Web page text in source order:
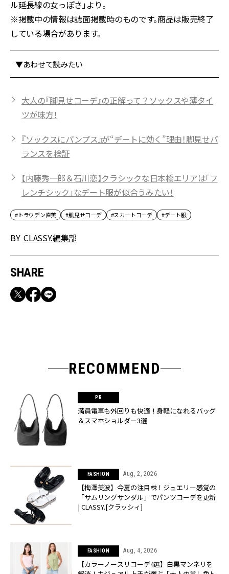
ル延長線の女っぽさ」より。
※掲載中の情報は誌面掲載時のものです。商品は販売終了
している場合があります。
▼あわせて読みたい
大人の『脚見せコーデ』の正解って？ソックスや薄タイ
ツが味方！
『ソックスにパンプス』が“デートに効く”理由！脚見せバ
ランスを検証
【内藤秀一郎＆石川恋】クラシックな日本橋エリアは「フ
レンチシック」なデート服が似合うみたい！
#トラウデン直美 #肌見せコーデ #スカートコーデ #デート服
BY CLASSY.編集部
SHARE
RECOMMEND
満員電車も外回りも快適！身軽になれるバッグ
＆スマホショルダー3選
FASHION Aug, 2, 2026
【梅澤美波】今夏の注目株！ジュエリー感覚の
「サムリングサンダル」でパンツコーデを更新
| CLASSY.[クラッシィ]
FASHION Aug, 4, 2026
【カラーノースリコーデ4選】白黒マンネリを